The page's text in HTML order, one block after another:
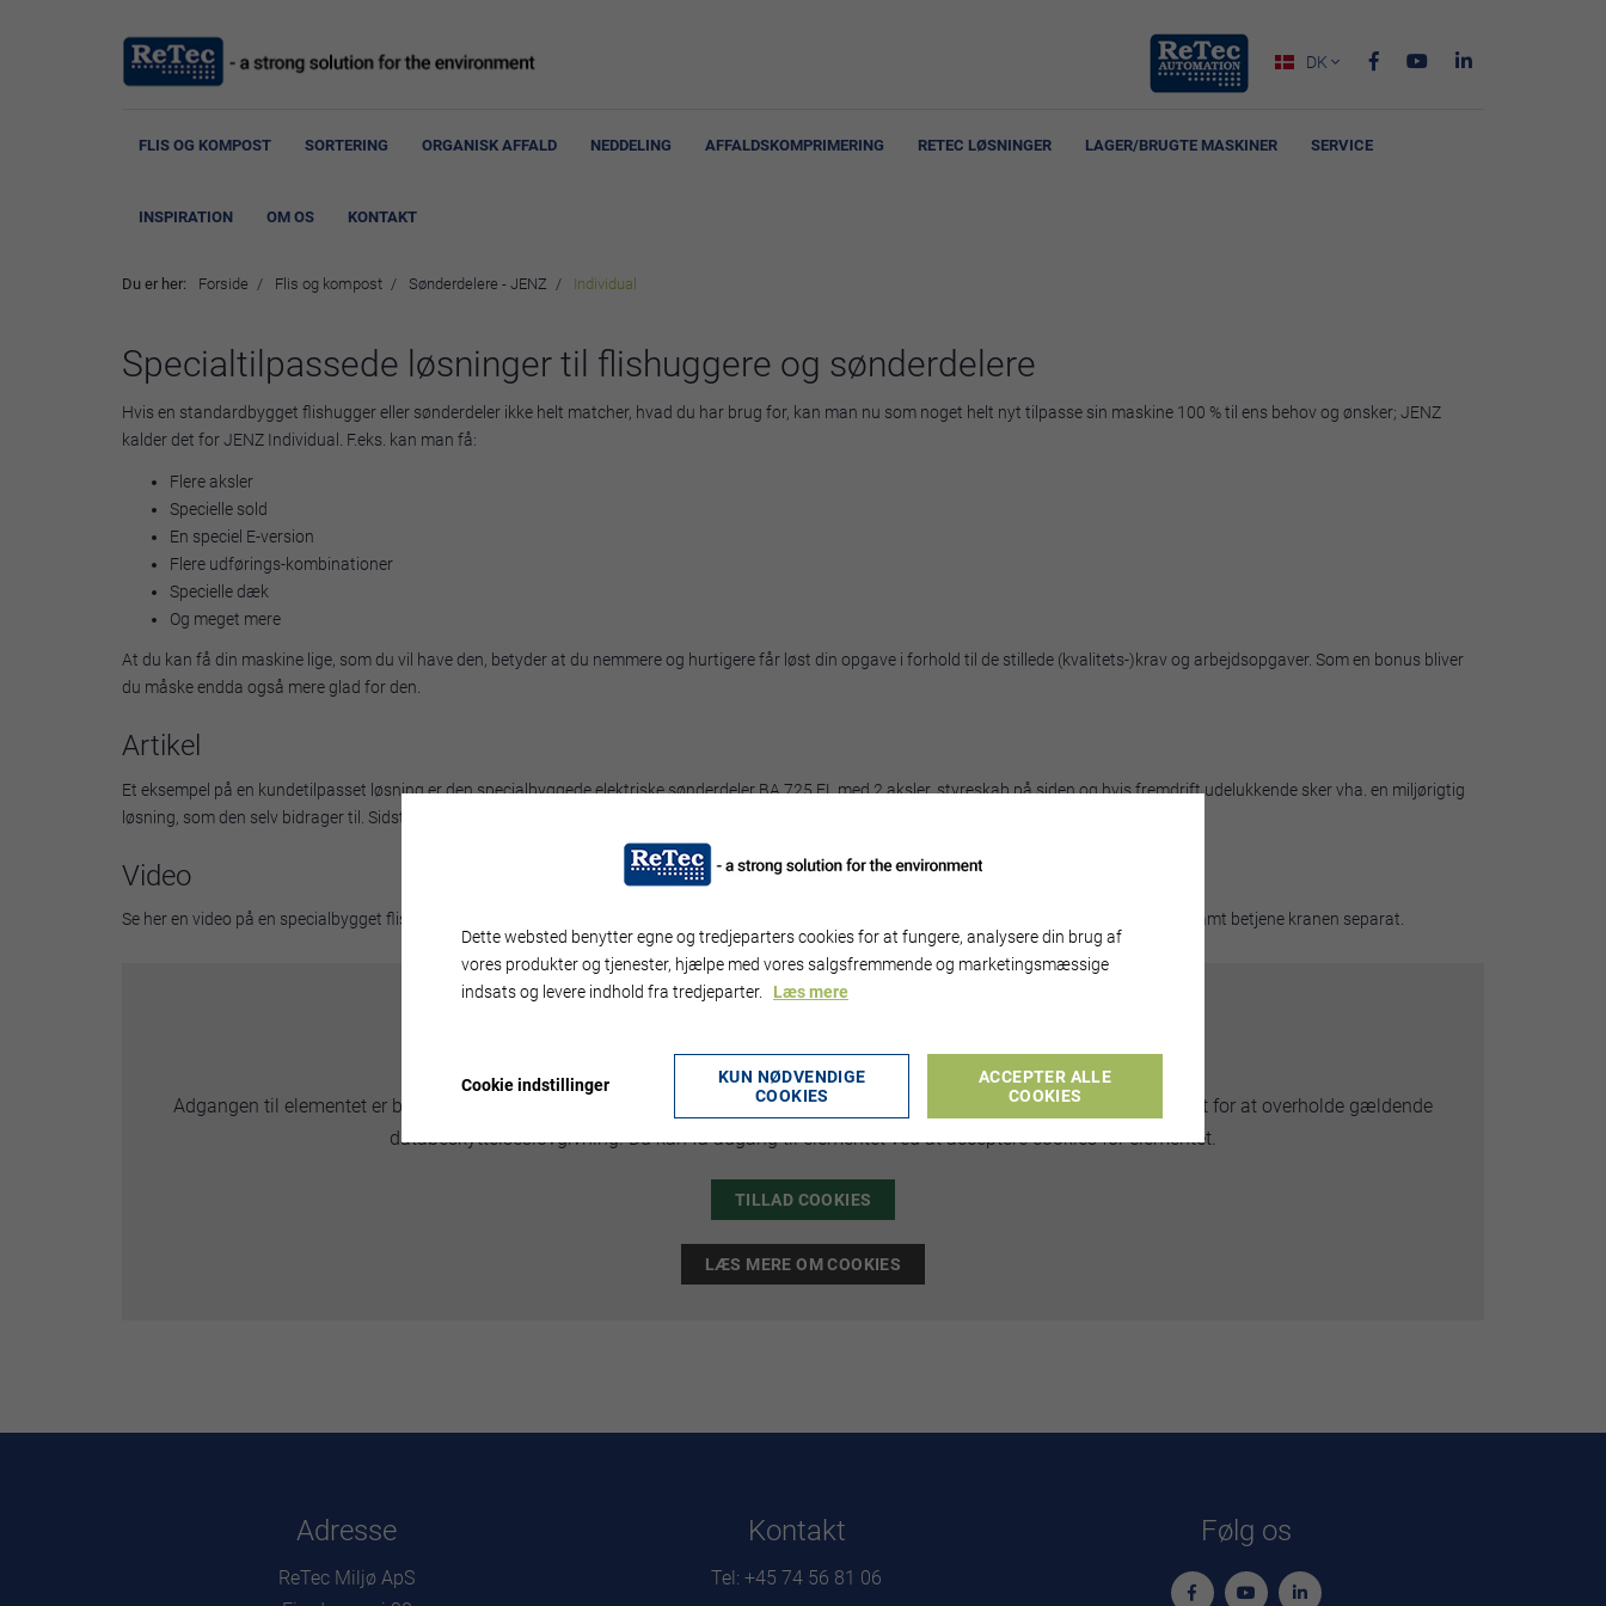
DK 
FLIS OG KOMPOST SORTERING ORGANISK AFFALD NEDDELING AFFALDSKOMPRIMERING RETEC LØSNINGER LAGER/BRUGTE MASKINER SERVICE
INSPIRATION OM OS KONTAKT
Du er her: Forside Flis og kompost Sønderdelere - JENZ Individual
Specialtilpassede løsninger til flishuggere og sønderdelere
Hvis en standardbygget flishugger eller sønderdeler ikke helt matcher, hvad du har brug for, kan man nu som noget helt nyt tilpasse sin maskine 100 % til ens behov og ønsker; JENZ
kalder det for JENZ Individual. F.eks. kan man få:
Flere aksler
Specielle sold
En speciel E-version
Flere udførings-kombinationer
Specielle dæk
Og meget mere
At du kan få din maskine lige, som du vil have den, betyder at du nemmere og hurtigere får løst din opgave i forhold til de stillede (kvalitets-)krav og arbejdsopgaver. Som en bonus bliver
du måske endda også mere glad for den.
Artikel
Et eksempel på en kundetilpasset løsning er den specialbyggede elektriske sønderdeler BA 725 EL med 2 aksler, styreskab på siden og hvis fremdrift udelukkende sker vha. en miljørigtig
løsning, som den selv bidrager til. Sidste år fik den et nyt hjem i et forarbejdningsanlæg ved Augsburg i Tyskland,
Video
Se her en video på en specialbygget flishugger HEM 583 R med den nye D1 rotor på en Volvo lastbil, hvor føreren både kan overnatte i sit førerhus samt betjene kranen separat.
Adgangen til elementet er blevet begrænset, da du ikke har accepteret de påkrævede cookies. Denne foranstaltning er truffet for at overholde gældende
databeskyttelseslovgivning. Du kan få adgang til elementet ved at acceptere cookies for elementet.
TILLAD COOKIES
LÆS MERE OM COOKIES
Adresse
ReTec Miljø ApS
Kontakt
Tel: +45 74 56 81 06
Følg os
Dette websted benytter egne og tredjeparters cookies for at fungere, analysere din brug af
vores produkter og tjenester, hjælpe med vores salgsfremmende og marketingsmæssige
indsats og levere indhold fra tredjeparter. Læs mere
Cookie indstillinger
KUN NØDVENDIGE
COOKIES
ACCEPTER ALLE
COOKIES